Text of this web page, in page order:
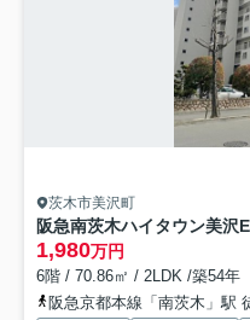
茨木市美沢町
阪急南茨木ハイタウン美沢
1,980万円
6階 / 70.86㎡ / 2LDK /築54年
阪急京都本線「南茨木」駅